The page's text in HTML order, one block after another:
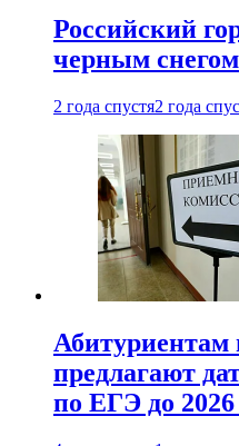
Российский
черным снегом
2 года спустя2 года
Абитуриентам
предлагают
по ЕГЭ до 2026